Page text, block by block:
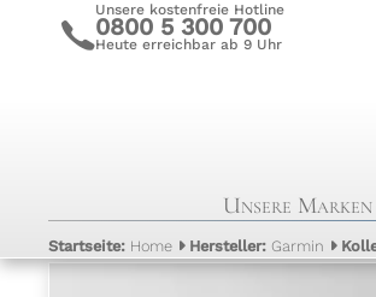
c
Unsere kostenfreie Hotline
0800 5 300 700
Heute erreichbar ab 9 Uhr
Unsere Marken
Startseite: Home Hersteller: Garmin